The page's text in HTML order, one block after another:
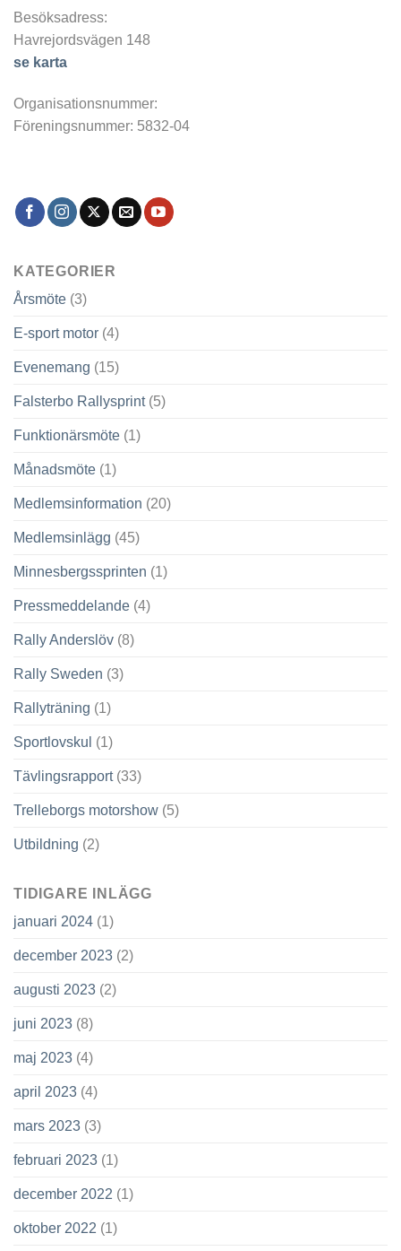
Besöksadress:
Havrejordsvägen 148
se karta
Organisationsnummer:
Föreningsnummer: 5832-04
KATEGORIER
Årsmöte (3)
E-sport motor (4)
Evenemang (15)
Falsterbo Rallysprint(5)
Funktionärsmöte (1)
Månadsmöte (1)
Medlemsinformation (20)
Medlemsinlägg (45)
Minnesbergssprinten (1)
Pressmeddelande (4)
Rally Anderslöv (8)
Rally Sweden (3)
Rallyträning (1)
Sportlovskul (1)
Tävlingsrapport(33)
Trelleborgs motorshow (5)
Utbildning (2)
TIDIGARE INLÄGG
januari 2024 (1)
december 2023 (2)
augusti 2023 (2)
juni 2023 (8)
maj 2023 (4)
april 2023 (4)
mars 2023 (3)
februari 2023 (1)
december 2022 (1)
oktober 2022 (1)